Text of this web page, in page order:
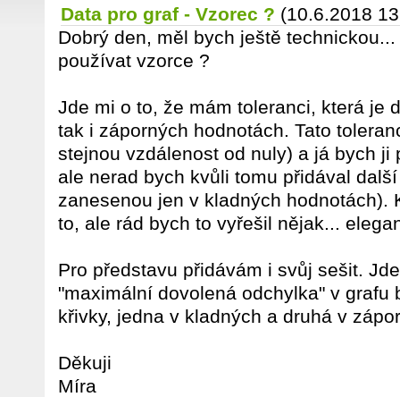
Data pro graf - Vzorec ? (10.6.2018
Dobrý den, měl bych ještě
používat vzorce ?
Jde mi o to, že mám toleranci, která je
tak i záporných hodnotách. Tato
stejnou vzdálenost od nuly) a já bych ji
ale nerad bych kvůli tomu přidával
zanesenou jen v kladných hodnotách).
to, ale rád bych to vyřešil nějak...
Pro představu přidávám i svůj sešit.
"maximální dovolená odchylka" v grafu
křivky, jedna v kladných a druhá v
Děkuji
Míra